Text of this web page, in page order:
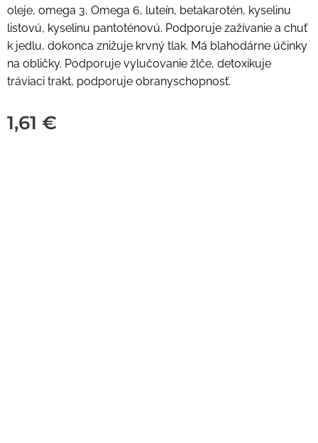
oleje, omega 3, Omega 6, luteín, betakarotén, kyselinu
listovú, kyselinu pantoténovú. Podporuje zažívanie a chuť
k jedlu, dokonca znižuje krvný tlak. Má blahodárne účinky
na obličky. Podporuje vylučovanie žlče, detoxikuje
tráviaci trakt, podporuje obranyschopnosť.
1,61 €